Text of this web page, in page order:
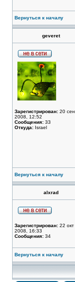
Вернуться к началу
geveret
Зарегистрирован: 20 сен
2008, 12:52
Сообщения: 33
Откуда: Israel
Вернуться к началу
alxrad
Зарегистрирован: 22 окт
2008, 16:33
Сообщения: 34
Вернуться к началу